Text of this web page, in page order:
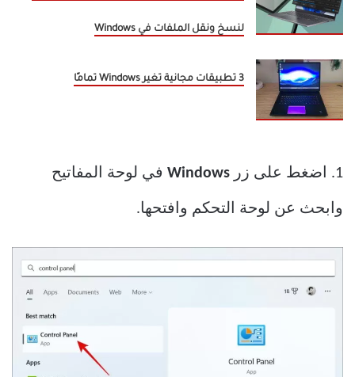
لنسخ ونقل الملفات في Windows
3 تطبيقات مجانية تغير Windows تمامًا
1. اضغط على زر Windows في لوحة المفاتيح
وابحث عن لوحة التحكم وافتحها.